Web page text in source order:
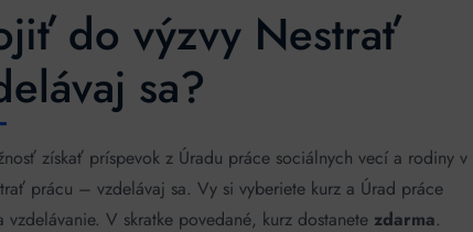
do výzvy Nestrať
sa?
získať príspevok z Úradu práce sociálnych vecí a rodiny v
prácu – vzdelávaj sa. Vy si vyberiete kurz a Úrad práce
V skratke povedané, kurz dostanete zdarma.